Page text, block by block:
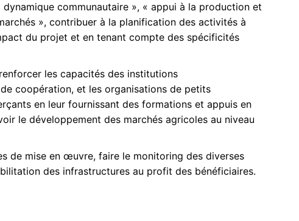
communautaire », « appui à la production et
», contribuer à la planification des activités à
du projet et en tenant compte des spécificités
les capacités des institutions
coopération, et les organisations de petits
en leur fournissant des formations et appuis en
le développement des marchés agricoles au niveau
de mise en œuvre, faire le monitoring des diverses
des infrastructures au profit des bénéficiaires.